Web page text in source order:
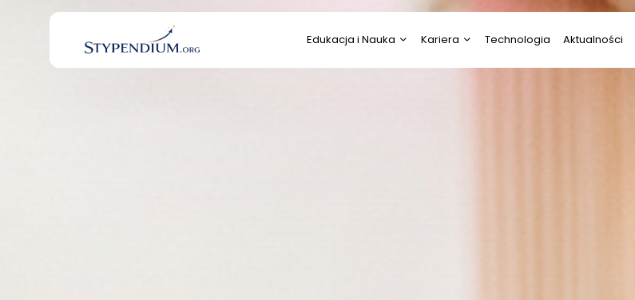
Edukacja i Nauka Kariera Technologia Aktualności
for: